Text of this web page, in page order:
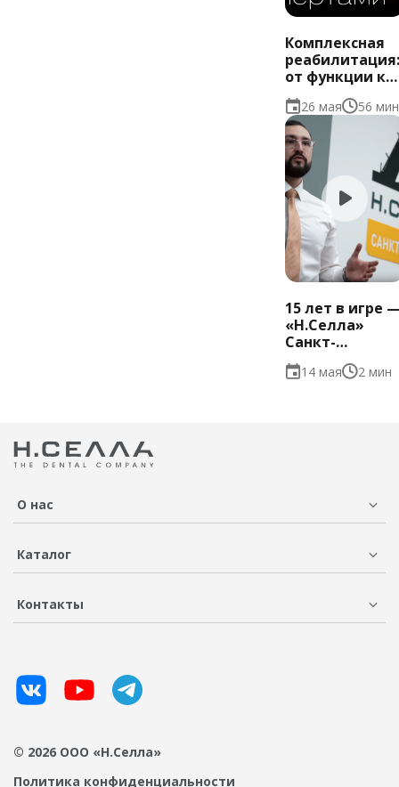
Комплексная
реабилитация:
от функции к
стабильной
окклюзии |
Роман
Новиченко
26 мая 56 мин
15 лет в игре
«Н.Селла»
Санкт-
Петербург
14 мая 2 мин
О нас
Каталог
Контакты
© 2026 ООО «Н.Селла»
Политика конфиденциальности